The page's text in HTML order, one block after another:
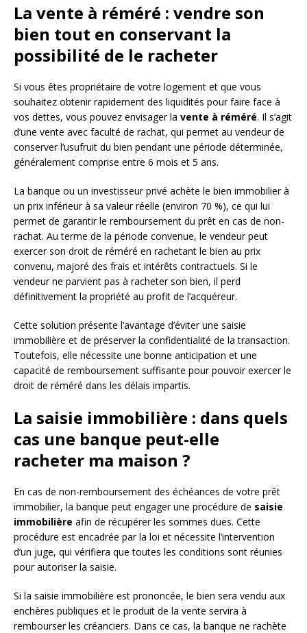
La vente à réméré : vendre son
bien tout en conservant la
possibilité de le racheter
Si vous êtes propriétaire de votre logement et que vous
souhaitez obtenir rapidement des liquidités pour faire face à
vos dettes, vous pouvez envisager la vente à réméré. Il s’agit
d’une vente avec faculté de rachat, qui permet au vendeur de
conserver l’usufruit du bien pendant une période déterminée,
généralement comprise entre 6 mois et 5 ans.
La banque ou un investisseur privé achète le bien immobilier à
un prix inférieur à sa valeur réelle (environ 70 %), ce qui lui
permet de garantir le remboursement du prêt en cas de non-
rachat. Au terme de la période convenue, le vendeur peut
exercer son droit de réméré en rachetant le bien au prix
convenu, majoré des frais et intérêts contractuels. Si le
vendeur ne parvient pas à racheter son bien, il perd
définitivement la propriété au profit de l’acquéreur.
Cette solution présente l’avantage d’éviter une saisie
immobilière et de préserver la confidentialité de la transaction.
Toutefois, elle nécessite une bonne anticipation et une
capacité de remboursement suffisante pour pouvoir exercer le
droit de réméré dans les délais impartis.
La saisie immobilière : dans quels
cas une banque peut-elle
racheter ma maison ?
En cas de non-remboursement des échéances de votre prêt
immobilier, la banque peut engager une procédure de saisie
immobilière afin de récupérer les sommes dues. Cette
procédure est encadrée par la loi et nécessite l’intervention
d’un juge, qui vérifiera que toutes les conditions sont réunies
pour autoriser la saisie.
Si la saisie immobilière est prononcée, le bien sera vendu aux
enchères publiques et le produit de la vente servira à
rembourser les créanciers. Dans ce cas, la banque ne rachète